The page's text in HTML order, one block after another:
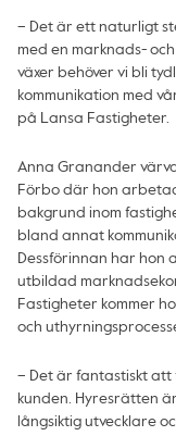
– Det är ett naturligt
med en marknads-
växer behöver vi bli
kommunikation med
på Lansa Fastigheter.
Anna Granander
Förbo där hon
bakgrund inom
bland annat
Dessförinnan har hon
utbildad
Fastigheter kommer
och
– Det är fantastiskt
kunden. Hyresrätten
långsiktig utvecklare